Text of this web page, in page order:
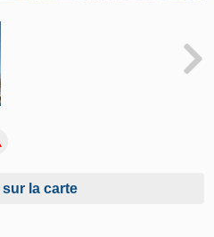
sur la carte